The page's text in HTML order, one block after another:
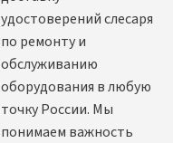
удостоверений слесаря
по ремонту и
обслуживанию
оборудования в любую
точку России. Мы
понимаем важность